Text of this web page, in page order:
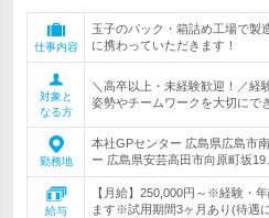
仕事内容
玉子のパック・箱詰め工場で製
に携わっていただきます！
対象と
なる方
＼高卒以上・未経験歓迎！／経
姿勢やチームワークを大切にで
勤務地
本社GPセンター 広島県広島市
ー 広島県安芸高田市向原町坂
給与
【月給】250,000円～※経験・
ます※試用期間3ヶ月あり(待遇